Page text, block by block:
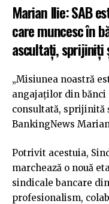
Marian Ilie: SAB
care muncesc în
ascultați, sprijiniți
„Misiunea noastră
angajaților din bănci
consultată, sprijinită
BankingNews
Potrivit acestuia,
marchează o nouă
sindicale bancare
profesionalism,